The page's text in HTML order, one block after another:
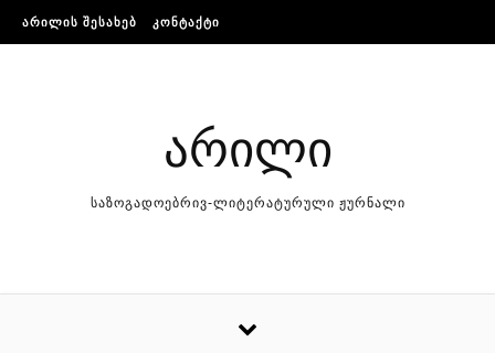
Skip to content
ᲐᲠᲘᲚᲘᲡ ᲨᲔᲡᲐᲮᲔᲑ ᲙᲝᲜᲢᲐᲥᲢᲘ
არილი
საზოგადოებრივ-ლიტერატურული ჟურნალი